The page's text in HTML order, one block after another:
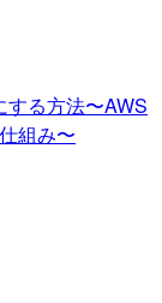
する方法〜AWS
組み〜